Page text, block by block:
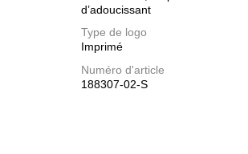
d’adoucissant
Type de logo
Imprimé
Numéro d'article
188307-02-S